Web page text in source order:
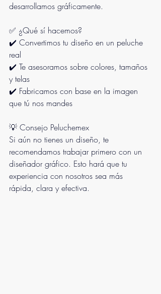
desarrollamos gráficamente.
✅ ¿Qué sí hacemos?
✔️ Convertimos tu diseño en un peluche
real
✔️ Te asesoramos sobre colores, tamaños
y telas
✔️ Fabricamos con base en la imagen
que tú nos mandes
💡 Consejo Peluchemex
Si aún no tienes un diseño, te
recomendamos trabajar primero con un
diseñador gráfico. Esto hará que tu
experiencia con nosotros sea más
rápida, clara y efectiva.